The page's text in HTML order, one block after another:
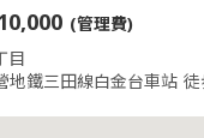
(管理費)
目
地鐵三田線白金台車站